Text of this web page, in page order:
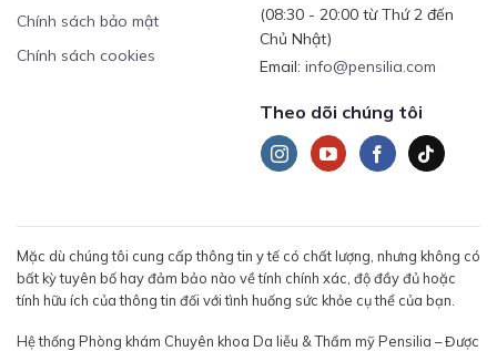
Chính sách bảo mật
Chính sách cookies
(08:30 - 20:00 từ Thứ 2 đến
Chủ Nhật)
Email: info@pensilia.com
Theo dõi chúng tôi
Mặc dù chúng tôi cung cấp thông tin y tế có chất lượng, nhưng không có
bất kỳ tuyên bố hay đảm bảo nào về tính chính xác, độ đầy đủ hoặc
tính hữu ích của thông tin đối với tình huống sức khỏe cụ thể của bạn.
Hệ thống Phòng khám Chuyên khoa Da liễu & Thẩm mỹ Pensilia – Được